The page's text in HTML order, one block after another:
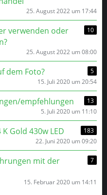
25. August 2022 um 17:44
verwenden oder
10
25. August 2022 um 08:00
dem Foto?
5
15. Juli 2020 um 20:54
empfehlungen
13
5. Juli 2020 um 11:10
Gold 430w LED
183
22. Juni 2020 um 09:20
mit der
7
15. Februar 2020 um 14:11